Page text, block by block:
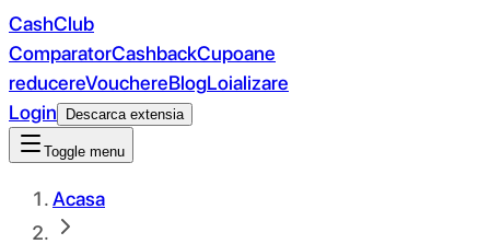
CashClub
ComparatorCashbackCupoane
reducereVouchereBlogLoializare
Login
Descarca extensia
Toggle menu
Acasa